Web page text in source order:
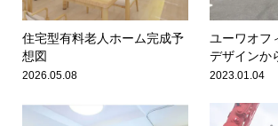
住宅型有料老人ホーム完成予
想図
2026.05.08
ユーワオフ
デザインか
2023.01.04